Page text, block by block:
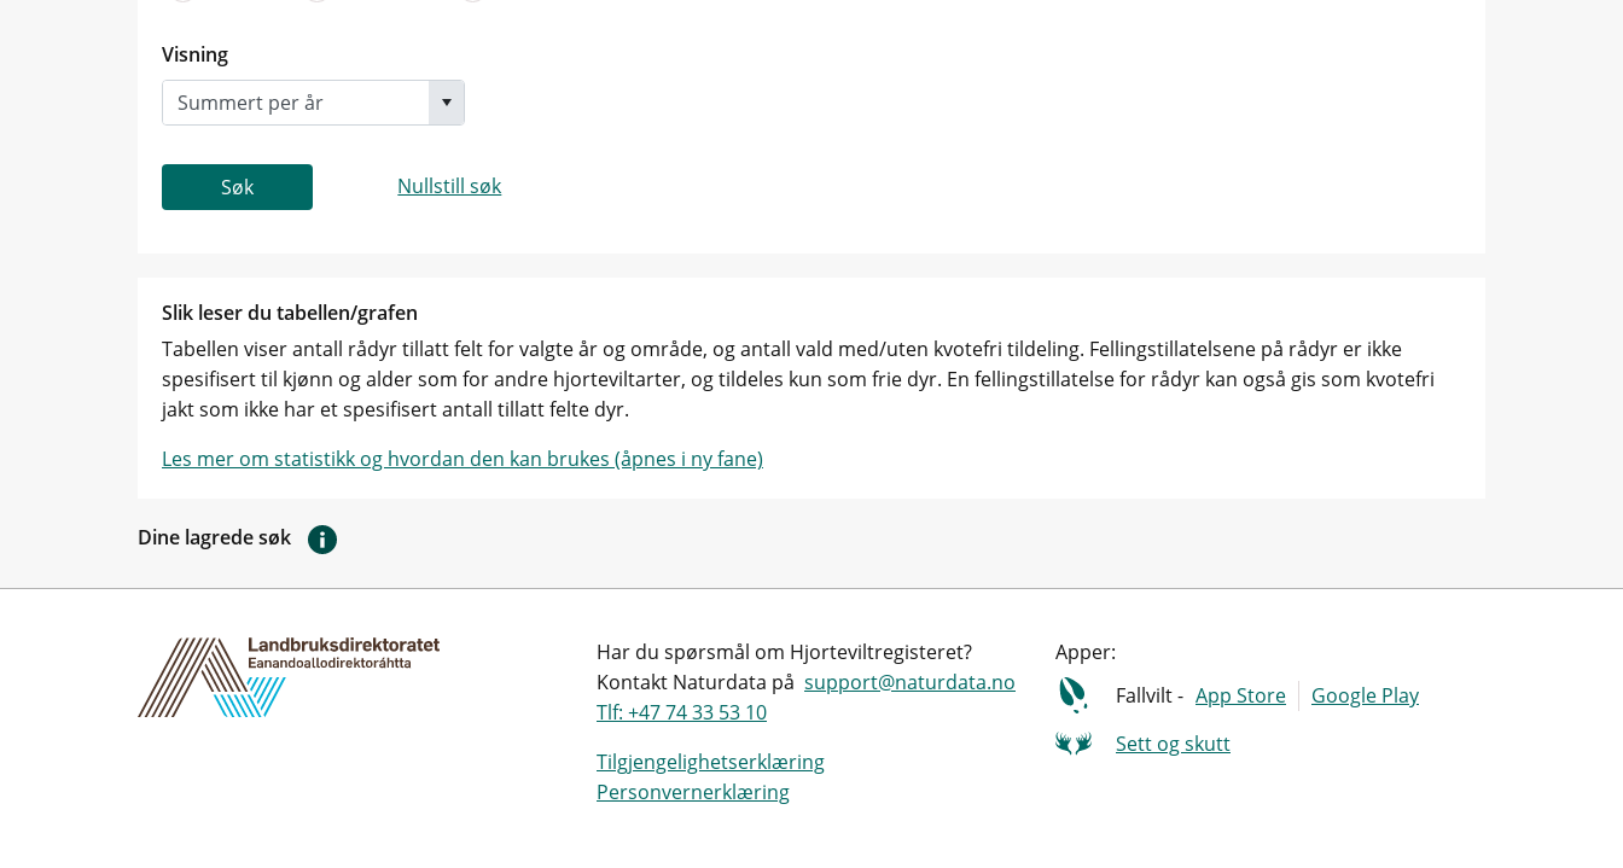
Visning
Søk Nullstill søk
Slik leser du tabellen/grafen
Tabellen viser antall rådyr tillatt felt for valgte år og område, og antall vald med/uten kvotefri tildeling. Fellingstillatelsene på rådyr er ikke
spesifisert til kjønn og alder som for andre hjorteviltarter, og tildeles kun som frie dyr. En fellingstillatelse for rådyr kan også gis som kvotefri
jakt som ikke har et spesifisert antall tillatt felte dyr.
Les mer om statistikk og hvordan den kan brukes (åpnes i ny fane)
Dine lagrede søk
Har du spørsmål om Hjorteviltregisteret?
Kontakt Naturdata på support@naturdata.no
Tlf: +47 74 33 53 10
Tilgjengelighetserklæring
Personvernerklæring
Apper:
Fallvilt - App Store
Google Play
Sett og skutt